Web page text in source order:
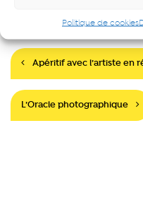
Politique de cookies
Navigation
Apéritif avec l’artiste en
L’Oracle photographique